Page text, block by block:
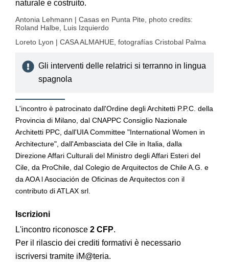
naturale e costruito.
Antonia Lehmann | Casas en Punta Pite, photo credits:
Roland Halbe, Luis Izquierdo
Loreto Lyon | CASA ALMAHUE, fotografías Cristobal Palma
Gli interventi delle relatrici si terranno in lingua
spagnola
L'incontro è patrocinato dall'Ordine degli Architetti P.P.C. della
Provincia di Milano, dal CNAPPC Consiglio Nazionale
Architetti PPC, dall'UIA Committee "International Women in
Architecture", dall'Ambasciata del Cile in Italia, dalla
Direzione Affari Culturali del Ministro degli Affari Esteri del
Cile, da ProChile, dal Colegio de Arquitectos de Chile A.G. e
da AOA l Asociación de Oficinas de Arquitectos con il
contributo di ATLAX srl.
Iscrizioni
L'incontro riconosce 2 CFP.
Per il rilascio dei crediti formativi è necessario
iscriversi tramite iM@teria.